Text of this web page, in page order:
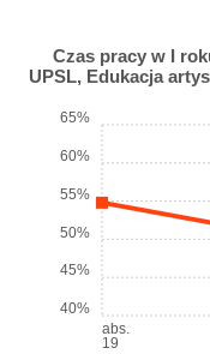
Czas pracy w I
UPSL, Edukacja
abs.
19
40%
45%
50%
55%
60%
65%